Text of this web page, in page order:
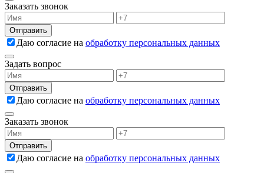
Заказать звонок
Даю согласие на обработку персональных данных
Задать вопрос
Даю согласие на обработку персональных данных
Заказать звонок
Даю согласие на обработку персональных данных